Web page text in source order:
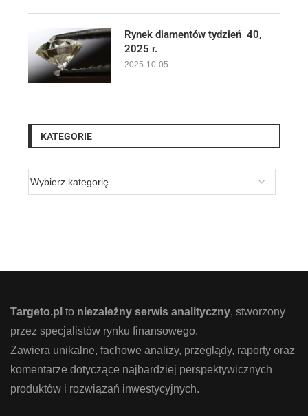
Rynek diamentów tydzień 40,
2025 r.
2025-10-05
KATEGORIE
Targeto.pl to niezależny serwis analityczny, stworzony
przez specjalistów rynku finansowego.
Zawiera unikalne, fachowe analizy, przeglądy, raporty oraz
komentarze dotyczące najbardziej perspektywicznych
produktów i rozwiązań inwestycyjnych.